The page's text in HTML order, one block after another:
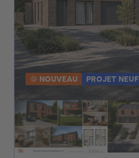
NOUVEAU PROJET NEUF